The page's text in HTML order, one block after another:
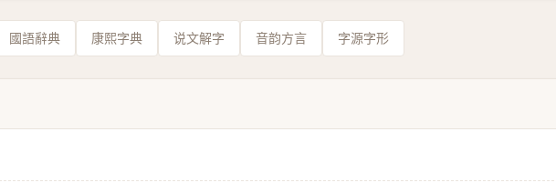
國語辭典 康熙字典 说文解字 音韵方言 字源字形